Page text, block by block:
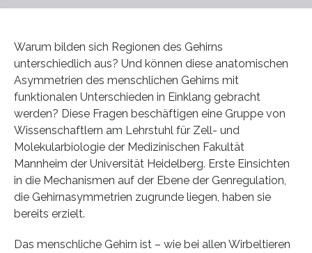
Warum bilden sich Regionen des Gehirns
unterschiedlich aus? Und können diese anatomischen
Asymmetrien des menschlichen Gehirns mit
funktionalen Unterschieden in Einklang gebracht
werden? Diese Fragen beschäftigen eine Gruppe von
Wissenschaftlern am Lehrstuhl für Zell- und
Molekularbiologie der Medizinischen Fakultät
Mannheim der Universität Heidelberg. Erste Einsichten
in die Mechanismen auf der Ebene der Genregulation,
die Gehirnasymmetrien zugrunde liegen, haben sie
bereits erzielt.
Das menschliche Gehirn ist – wie bei allen Wirbeltieren